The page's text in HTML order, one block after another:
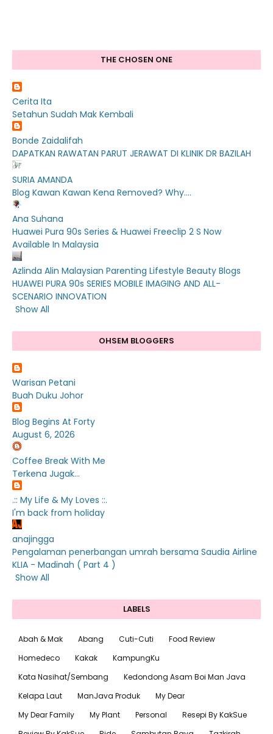
THE CHOSEN ONE
Cerita Ita
Setahun Sudah Mak Kembali
Bonde Zaidalifah
DAPATKAN RAWATAN PARUT JERAWAT DI KLINIK DR BAZILAH
SURIA AMANDA
Blog Kawan Kawan Kena Removed? Why....
Ana Suhana
Huawei Pura 90s Series & Huawei Freeclip 2 S Now
Available In Malaysia
Azlinda Alin Malaysian Parenting Lifestyle Beauty Blogs
HUAWEI PURA 90s SERIES MOBILE IMAGING AND ALL-
SCENARIO INNOVATION
Show All
OHSEM BLOGGERS
Warisan Petani
Buah Duku Johor
Blog Begins At Forty
August 6, 2026
Coffee Break With Me
Terkena Jugak...
.:: My Life & My Loves ::.
I'm back from holiday
anajingga
Pengalaman penerbangan umrah bersama Saudia Airline
KLIA - Madinah ( Part 4 )
Show All
LABELS
Abah & Mak Abang Cuti-Cuti
Food Review
Homedeco
Kakak
KampungKu
Kata Nasihat/Sembang
Kedondong Asam Boi Man Java
Kelapa Laut
ManJava Produk
My Dear
My Dear Family
My Plant Personal
Resepi By KakSue